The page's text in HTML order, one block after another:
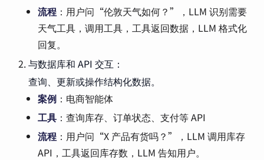
流程 ：用户问“伦敦天气如何？”，LLM 识别需要
天气工具，调用工具，工具返回数据，LLM 格式化
回复。
与数据库和 API 交互：
查询、更新或操作结构化数据。
案例 ：电商智能体
工具 ：查询库存、订单状态、支付等 API
流程 ：用户问“X 产品有货吗？”，LLM 调用库存
API，工具返回库存数，LLM 告知用户。